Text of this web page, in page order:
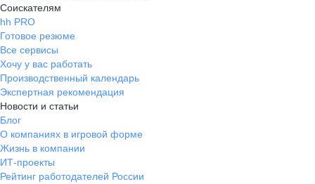
Соискателям
hh PRO
Готовое резюме
Все сервисы
Хочу у вас работать
Производственный календарь
Экспертная рекомендация
Новости и статьи
Блог
О компаниях в игровой форме
Жизнь в компании
ИТ-проекты
Рейтинг работодателей России